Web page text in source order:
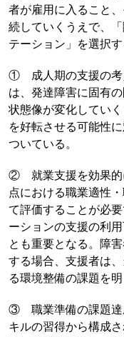
者が雇用に入ること
続していくうえで、
テーション」を選択
① 成人期の支援の考
は、発達障害に固有
状態像が変化してい
を好転させる可能性
ついている。
② 就業支援を効果的
点における職業適性
て評価することが必
ーションの支援の利
とも重要となる。障
する場合、支援者は
る環境整備の課題を
③ 職業準備の課題達
キルの習得から構成